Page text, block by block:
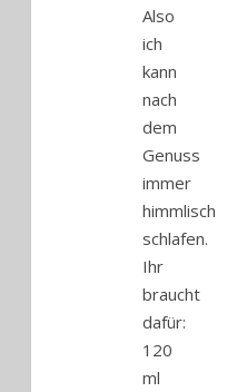
Also
ich
kann
nach
dem
Genuss
immer
himmlisch
schlafen.
Ihr
braucht
dafür:
120
ml